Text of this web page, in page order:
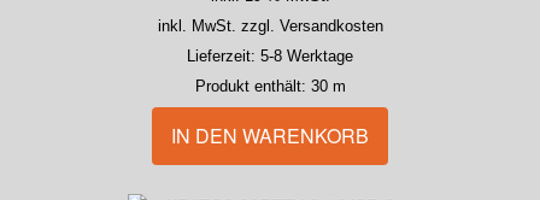
inkl. MwSt. zzgl. Versandkosten
Lieferzeit: 5-8 Werktage
Produkt enthält: 30 m
IN DEN WARENKORB